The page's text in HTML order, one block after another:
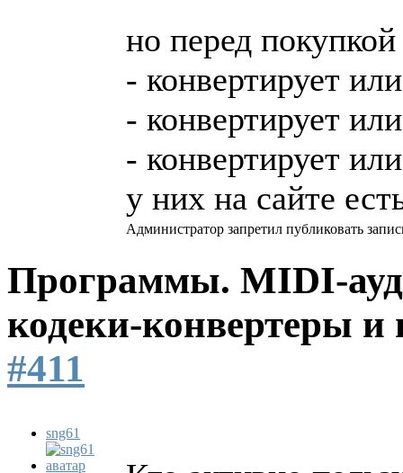
но перед
- конвертирует
- конвертирует
- конвертирует
у них на сайте
Администратор запретил публиковать
Программы. MIDI-
кодеки-конвертеры
#411
sng61